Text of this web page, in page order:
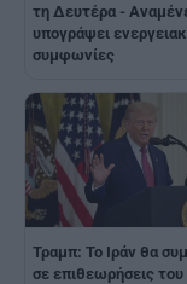
τη Δευτέρα -
υπογράψει
συμφωνίες
Τραμπ: Το Ιράν θα
σε επιθεωρήσεις του